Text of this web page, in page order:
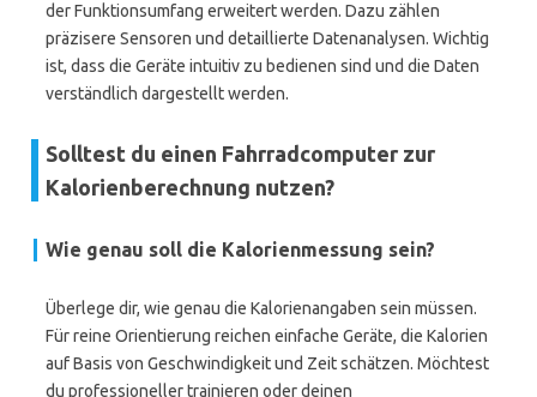
der Funktionsumfang erweitert werden. Dazu zählen
präzisere Sensoren und detaillierte Datenanalysen. Wichtig
ist, dass die Geräte intuitiv zu bedienen sind und die Daten
verständlich dargestellt werden.
Solltest du einen Fahrradcomputer zur
Kalorienberechnung nutzen?
Wie genau soll die Kalorienmessung sein?
Überlege dir, wie genau die Kalorienangaben sein müssen.
Für reine Orientierung reichen einfache Geräte, die Kalorien
auf Basis von Geschwindigkeit und Zeit schätzen. Möchtest
du professioneller trainieren oder deinen